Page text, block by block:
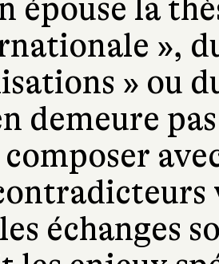
épouse la
»,
» ou
demeure
échanges